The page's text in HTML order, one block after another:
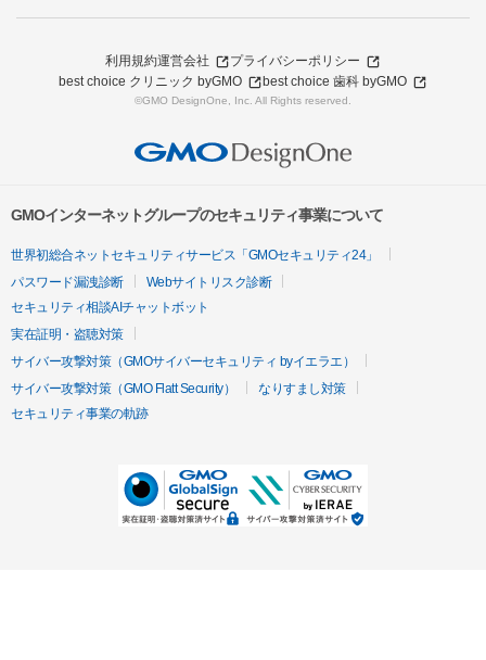
利用規約運営会社
プライバシーポリシー
best choice クリニック byGMO
best choice 歯科 byGMO
©GMO DesignOne, Inc. All Rights reserved.
GMOインターネットグループのセキュリティ事業について
世界初総合ネットセキュリティサービス「GMOセキュリティ24」
パスワード漏洩診断
Webサイトリスク診断
セキュリティ相談AIチャットボット
実在証明・盗聴対策
サイバー攻撃対策（GMOサイバーセキュリティ byイエラエ）
サイバー攻撃対策（GMO Flatt Security）
なりすまし対策
セキュリティ事業の軌跡